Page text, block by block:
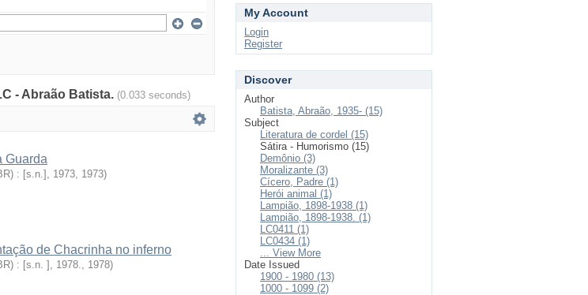
- Abraão Batista. (0.033 seconds)
Guarda
: [s.n.], 1973, 1973)
de Chacrinha no inferno
: [s.n. ], 1978., 1978)
My Account
Login
Register
Discover
Author
Batista, Abraão, 1935- (15)
Subject
Literatura de cordel (15)
Sátira - Humorismo (15)
Demônio (3)
Moralizante (3)
Cícero, Padre (1)
Herói animal (1)
Lampião, 1898-1938 (1)
Lampião, 1898-1938. (1)
LC0411 (1)
LC0434 (1)
... View More
Date Issued
1900 - 1980 (13)
1000 - 1099 (2)